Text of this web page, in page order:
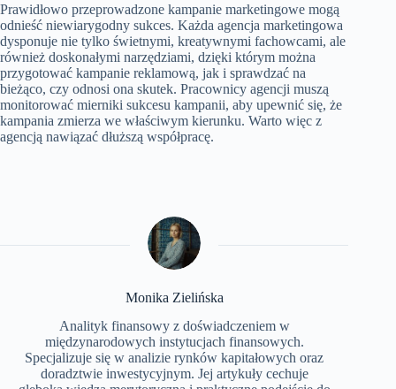
Prawidłowo przeprowadzone kampanie marketingowe mogą
odnieść niewiarygodny sukces. Każda agencja marketingowa
dysponuje nie tylko świetnymi, kreatywnymi fachowcami, ale
również doskonałymi narzędziami, dzięki którym można
przygotować kampanie reklamową, jak i sprawdzać na
bieżąco, czy odnosi ona skutek. Pracownicy agencji muszą
monitorować mierniki sukcesu kampanii, aby upewnić się, że
kampania zmierza we właściwym kierunku. Warto więc z
agencją nawiązać dłuższą współpracę.
Monika Zielińska
Analityk finansowy z doświadczeniem w
międzynarodowych instytucjach finansowych.
Specjalizuje się w analizie rynków kapitałowych oraz
doradztwie inwestycyjnym. Jej artykuły cechuje